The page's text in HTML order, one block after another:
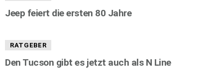
Jeep feiert die ersten 80 Jahre
RATGEBER
Den Tucson gibt es jetzt auch als N Line